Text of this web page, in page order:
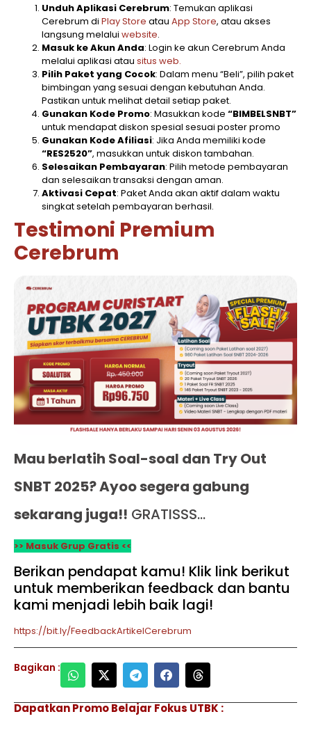
Unduh Aplikasi Cerebrum: Temukan aplikasi
Cerebrum di Play Store atau App Store, atau akses
langsung melalui website.
Masuk ke Akun Anda: Login ke akun Cerebrum Anda
melalui aplikasi atau situs web.
Pilih Paket yang Cocok: Dalam menu “Beli”, pilih paket
bimbingan yang sesuai dengan kebutuhan Anda.
Pastikan untuk melihat detail setiap paket.
Gunakan Kode Promo: Masukkan kode “BIMBELSNBT”
untuk mendapat diskon spesial sesuai poster promo
Gunakan Kode Afiliasi: Jika Anda memiliki kode
“RES2520”, masukkan untuk diskon tambahan.
Selesaikan Pembayaran: Pilih metode pembayaran
dan selesaikan transaksi dengan aman.
Aktivasi Cepat: Paket Anda akan aktif dalam waktu
singkat setelah pembayaran berhasil.
Testimoni Premium
Cerebrum
Mau berlatih Soal-soal dan Try Out
SNBT 2025? Ayoo segera gabung
sekarang juga!! GRATISSS…
>> Masuk Grup Gratis <<
Berikan pendapat kamu! Klik link berikut
untuk memberikan feedback dan bantu
kami menjadi lebih baik lagi!
https://bit.ly/FeedbackArtikelCerebrum
Bagikan :
Dapatkan Promo Belajar Fokus UTBK :